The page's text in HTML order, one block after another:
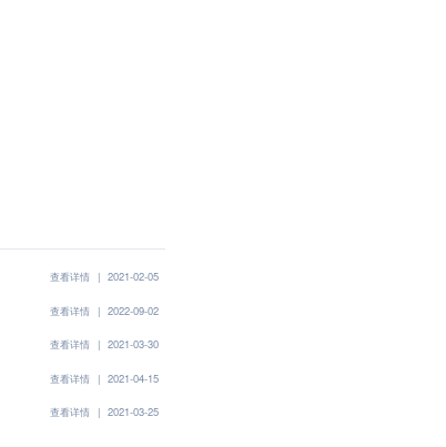
查看详情 | 2021-02-05
查看详情 | 2022-09-02
查看详情 | 2021-03-30
查看详情 | 2021-04-15
查看详情 | 2021-03-25